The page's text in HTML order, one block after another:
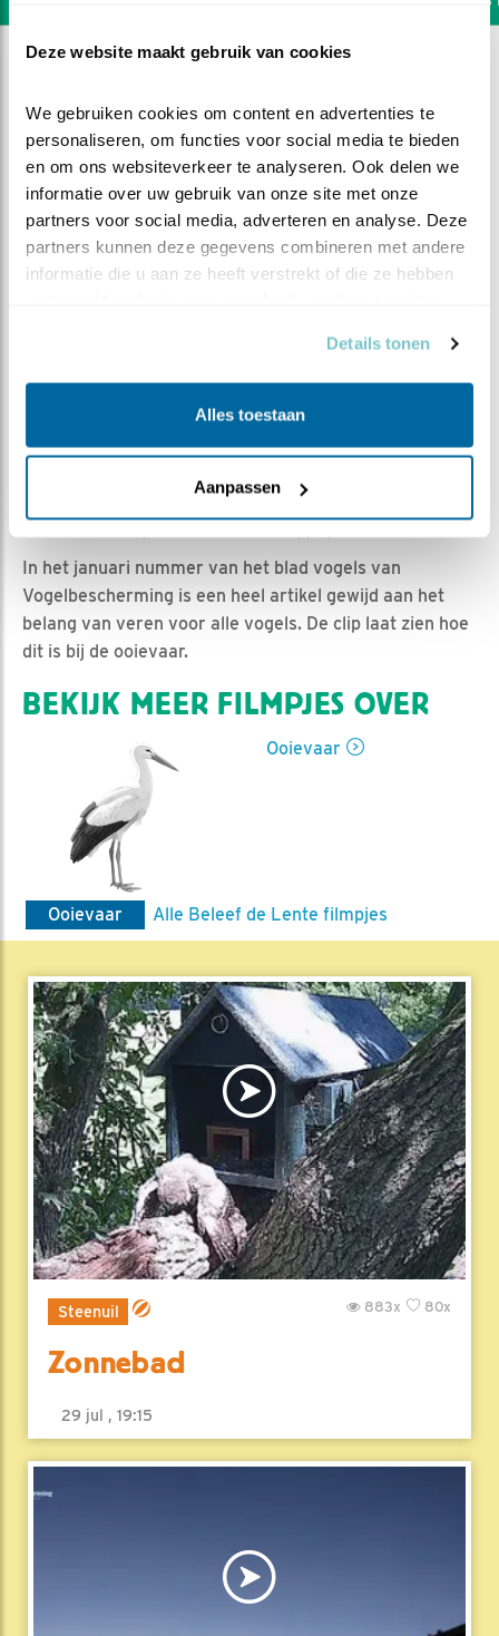
Deze website maakt gebruik van cookies
We gebruiken cookies om content en advertenties te
personaliseren, om functies voor social media te bieden
en om ons websiteverkeer te analyseren. Ook delen we
informatie over uw gebruik van onze site met onze
partners voor social media, adverteren en analyse. Deze
partners kunnen deze gegevens combineren met andere
informatie die u aan ze heeft verstrekt of die ze hebben
Details tonen
Alles toestaan
Aanpassen
Veren maken de vogel
Jan-Willem BDL | Geplaatst op 27 februari 2019, 10:10 |
In het januari nummer van het blad vogels van
Vogelbescherming is een heel artikel gewijd aan het
belang van veren voor alle vogels. De clip laat zien hoe
dit is bij de ooievaar.
BEKIJK MEER FILMPJES OVER
Ooievaar
Ooievaar Alle Beleef de Lente filmpjes
Steenuil 80x
883x
Zonnebad
29 jul , 19:15